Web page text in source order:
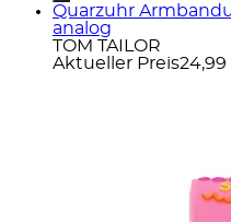
Quarzuhr
analog
TOM TAILOR
Aktueller Preis24,99